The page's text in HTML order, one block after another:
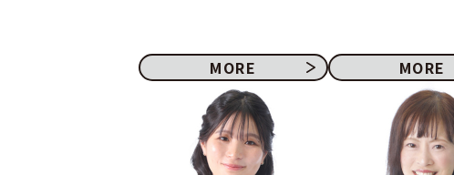
MORE MORE